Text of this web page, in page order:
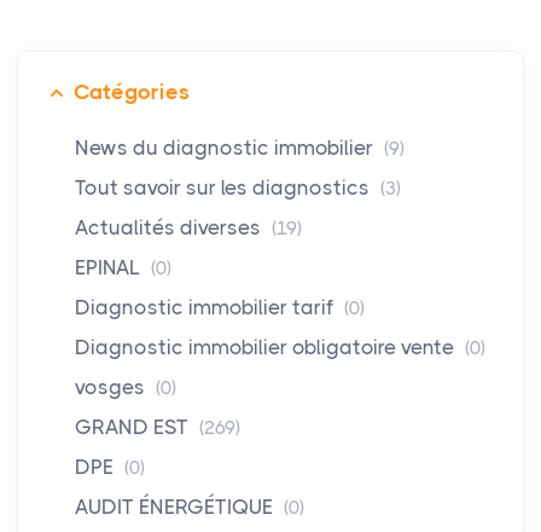
Catégories
News du diagnostic immobilier (9)
Tout savoir sur les diagnostics (3)
Actualités diverses (19)
EPINAL (0)
Diagnostic immobilier tarif (0)
Diagnostic immobilier obligatoire vente (0)
vosges (0)
GRAND EST (269)
DPE (0)
AUDIT ÉNERGÉTIQUE (0)